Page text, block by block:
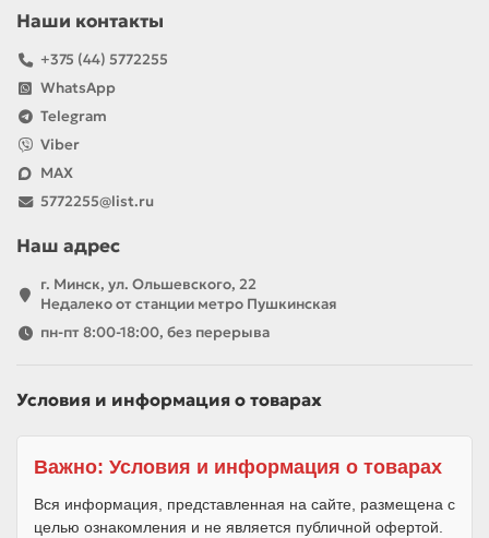
Наши контакты
+375 (44) 5772255
WhatsApp
Telegram
Viber
MAX
5772255@list.ru
Наш адрес
г. Минск, ул. Ольшевского, 22
Недалеко от станции метро Пушкинская
пн-пт 8:00-18:00, без перерыва
Условия и информация о товарах
Важно: Условия и информация о товарах
Вся информация, представленная на сайте, размещена с
целью ознакомления и не является публичной офертой.